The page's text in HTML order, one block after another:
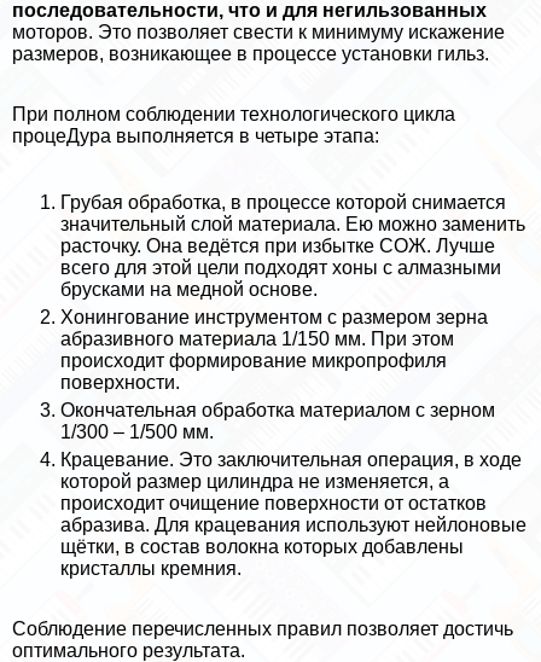
последовательности, что и для негильзованных
моторов. Это позволяет свести к минимуму искажение
размеров, возникающее в процессе установки гильз.
При полном соблюдении технологического цикла
процеДypa выполняется в четыре этапа:
Грубая обработка, в процессе которой снимается
значительный слой материала. Ею можно заменить
расточку. Она ведётся при избытке СОЖ. Лучше
всего для этой цели подходят хоны с алмазными
брусками на медной основе.
Хонингование инструментом с размером зерна
абразивного материала 1/150 мм. При этом
происходит формирование микропрофиля
поверхности.
Окончательная обработка материалом с зерном
1/300 – 1/500 мм.
Крацевание. Это заключительная операция, в ходе
которой размер цилиндра не изменяется, а
происходит очищение поверхности от остатков
абразива. Для крацевания используют нейлоновые
щётки, в состав волокна которых добавлены
кристаллы кремния.
Соблюдение перечисленных правил позволяет достичь
оптимального результата.